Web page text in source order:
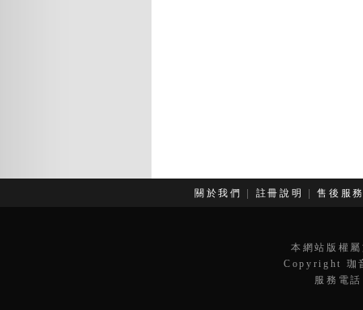
關於我們 註冊說明 售後服
本網站版權
Copyright 珈
服務電